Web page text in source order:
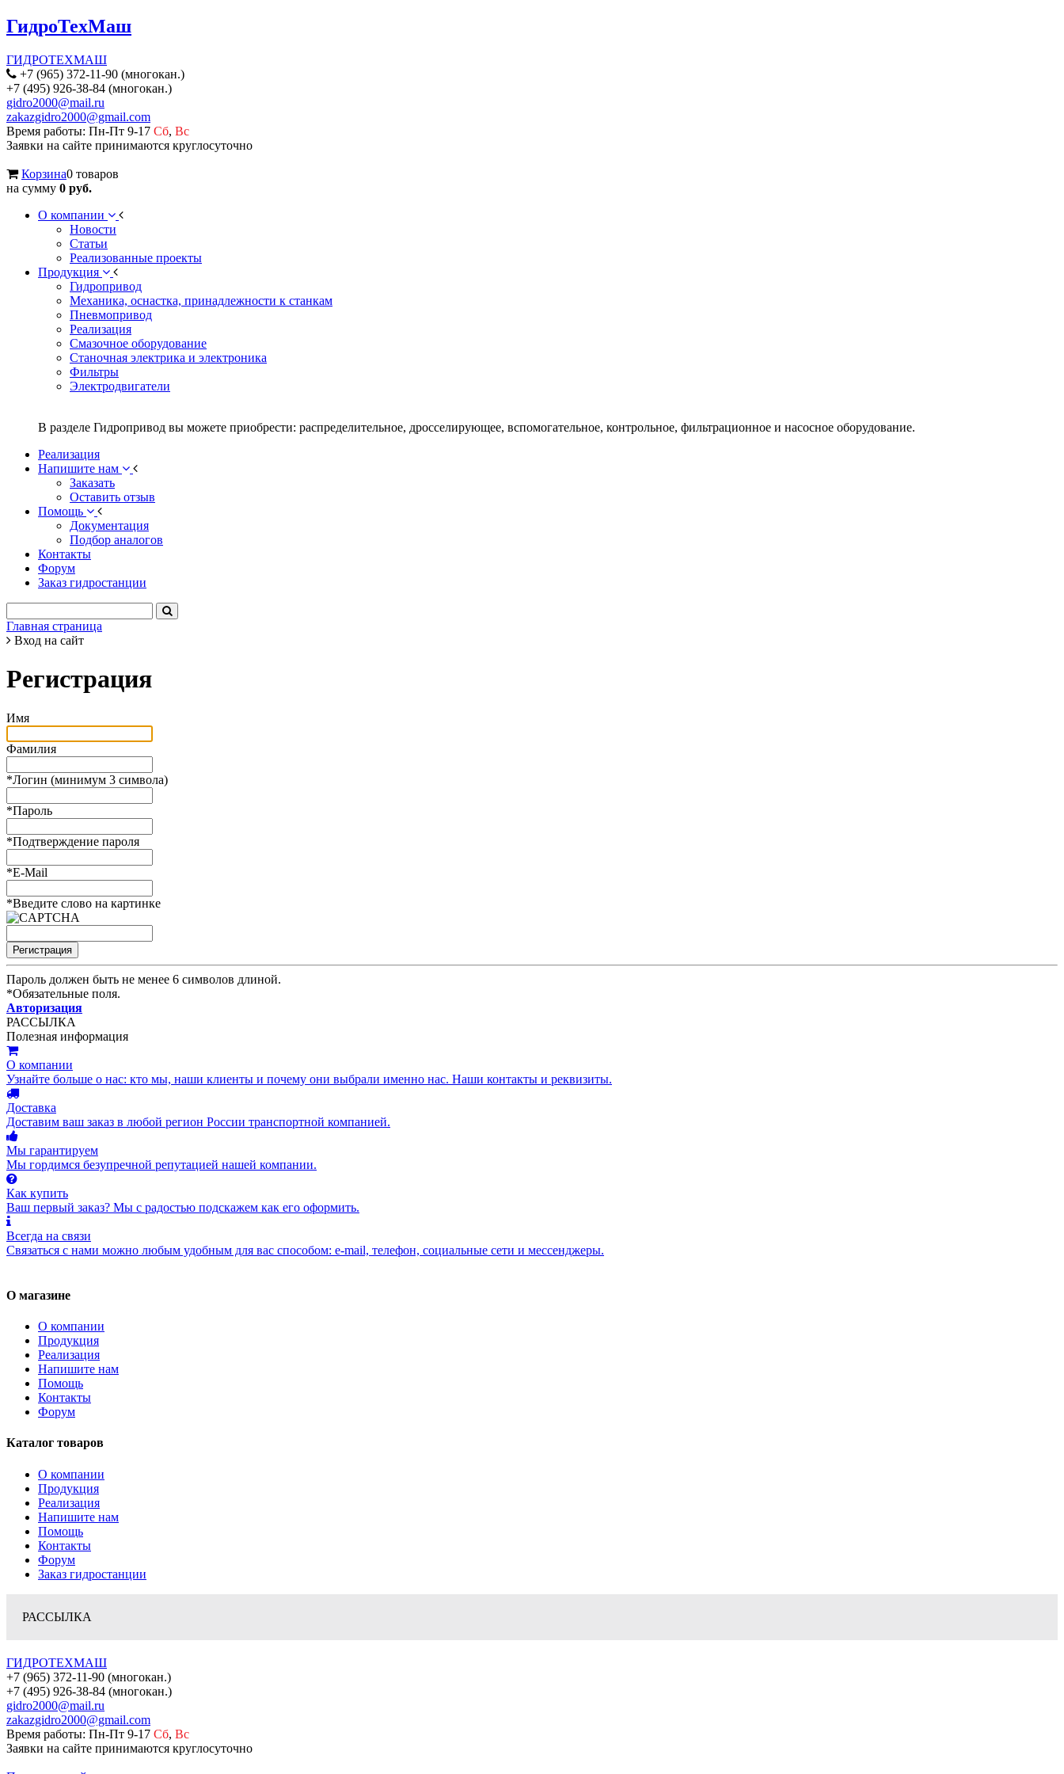
ГидроТехМаш
ГИДРОТЕХМАШ
+7 (965) 372-11-90 (многокан.)
+7 (495) 926-38-84 (многокан.)
gidro2000@mail.ru
zakazgidro2000@gmail.com
Время работы: Пн-Пт 9-17 Сб, Вс
Заявки на сайте принимаются круглосуточно
Корзина0 товаров
на сумму 0 руб.
О компании
Новости
Статьи
Реализованные проекты
Продукция
Гидропривод
Механика, оснастка, принадлежности к станкам
Пневмопривод
Реализация
Смазочное оборудование
Станочная электрика и электроника
Фильтры
Электродвигатели
В разделе Гидропривод вы можете приобрести: распределительное, дросселирующее, вспомогательное, контрольное, фильтрационное и насосное оборудование.
Реализация
Напишите нам
Заказать
Оставить отзыв
Помощь
Документация
Подбор аналогов
Контакты
Форум
Заказ гидростанции
Главная страница
Вход на сайт
Регистрация
Имя
Фамилия
*Логин (минимум 3 символа)
*Пароль
*Подтверждение пароля
*E-Mail
*Введите слово на картинке
Пароль должен быть не менее 6 символов длиной.
*Обязательные поля.
Авторизация
РАССЫЛКА
Полезная информация
О компании
Узнайте больше о нас: кто мы, наши клиенты и почему они выбрали именно нас. Наши контакты и реквизиты.
Доставка
Доставим ваш заказ в любой регион России транспортной компанией.
Мы гарантируем
Мы гордимся безупречной репутацией нашей компании.
Как купить
Ваш первый заказ? Мы с радостью подскажем как его оформить.
Всегда на связи
Связаться с нами можно любым удобным для вас способом: e-mail, телефон, социальные сети и мессенджеры.
О магазине
О компании
Продукция
Реализация
Напишите нам
Помощь
Контакты
Форум
Каталог товаров
О компании
Продукция
Реализация
Напишите нам
Помощь
Контакты
Форум
Заказ гидростанции
РАССЫЛКА
ГИДРОТЕХМАШ
+7 (965) 372-11-90 (многокан.)
+7 (495) 926-38-84 (многокан.)
gidro2000@mail.ru
zakazgidro2000@gmail.com
Время работы: Пн-Пт 9-17 Сб, Вс
Заявки на сайте принимаются круглосуточно